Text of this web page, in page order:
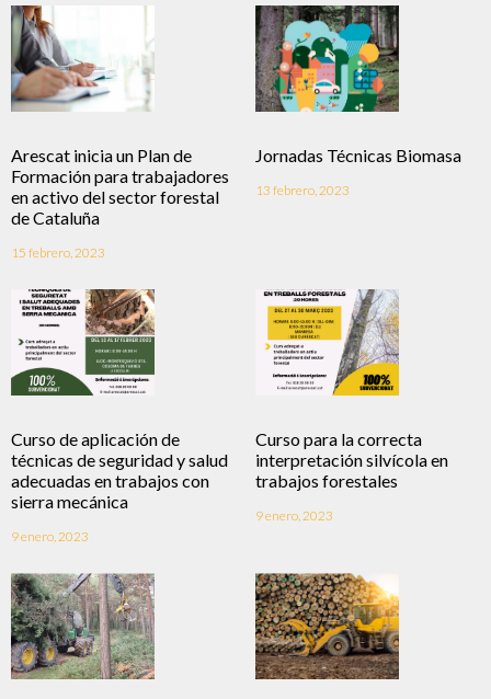
Arescat inicia un Plan de
Formación para trabajadores
en activo del sector forestal
de Cataluña
15 febrero, 2023
Jornadas Técnicas Biomasa
13 febrero, 2023
Curso de aplicación de
técnicas de seguridad y salud
adecuadas en trabajos con
sierra mecánica
9 enero, 2023
Curso para la correcta
interpretación silvícola en
trabajos forestales
9 enero, 2023